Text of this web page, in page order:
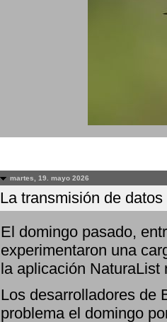
martes, 19. mayo 2026
La transmisión de
El domingo pasado,
experimentaron una
la aplicación NaturaList
Los desarrolladores de
problema el domingo